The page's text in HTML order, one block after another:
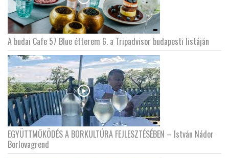
A budai Cafe 57 Blue étterem 6. a Tripadvisor budapesti listáján
EGYÜTTMŰKÖDÉS A BORKULTÚRA FEJLESZTÉSÉBEN – István Nádor
Borlovagrend